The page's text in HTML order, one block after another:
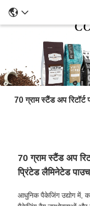
70 ग्राम स्टैंड अप
70 ग्राम स्टैंड अप
प्रिंटेड लैमिनेटेड
आधुनिक पैकेजिंग उद्योग में,